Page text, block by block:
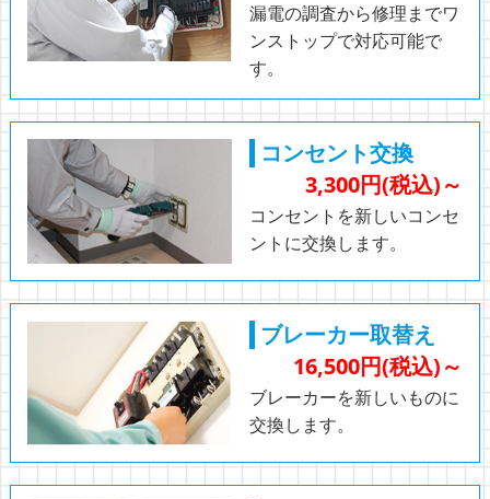
漏電の調査から修理までワ
ンストップで対応可能で
す。
コンセント交換
3,300円(税込)～
コンセントを新しいコンセ
ントに交換します。
ブレーカー取替え
16,500円(税込)～
ブレーカーを新しいものに
交換します。